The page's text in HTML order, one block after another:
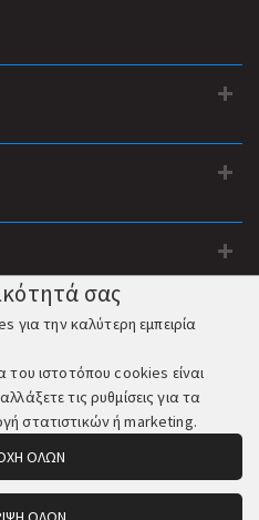
σας
για την καλύτερη εμπειρία
του ιστοτόπου cookies είναι
τις ρυθμίσεις για τα
στατιστικών ή marketing.
ΟΛΩΝ